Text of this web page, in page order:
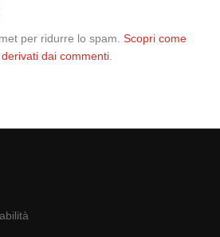
per ridurre lo spam.Scopri come
dai commenti